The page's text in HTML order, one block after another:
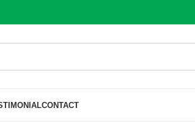
CONTACT